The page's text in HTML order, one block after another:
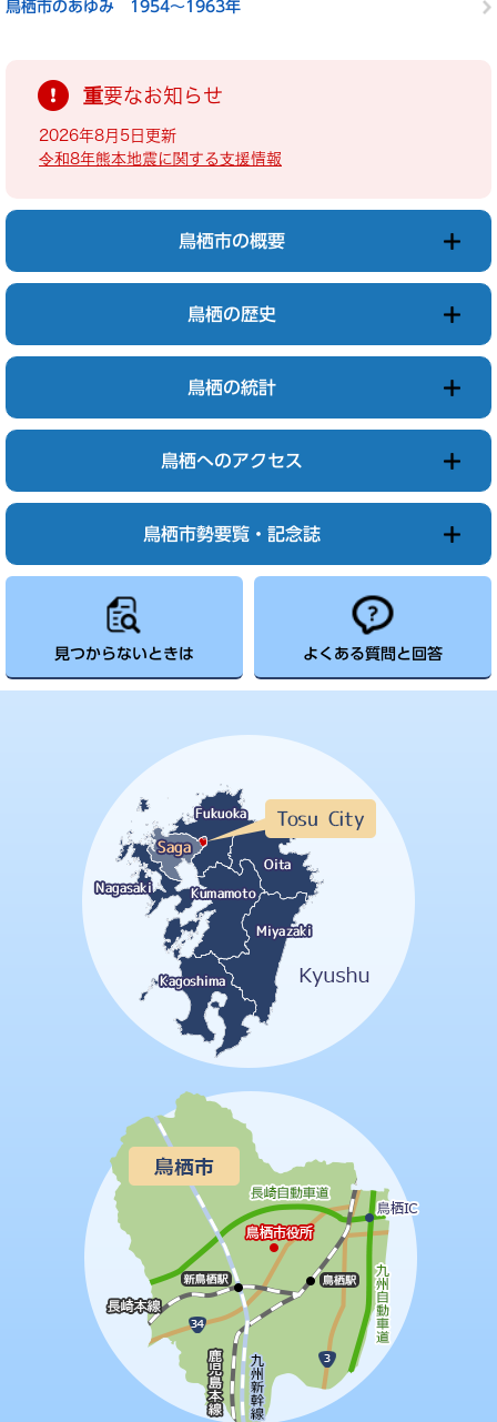
鳥栖市のあゆみ 1954～1963年
重要なお知らせ
2026年8月5日更新
令和8年熊本地震に関する支援情報
鳥栖市の概要
鳥栖の歴史
鳥栖の統計
鳥栖へのアクセス
鳥栖市勢要覧・記念誌
見つからないときは よくある質問と回答